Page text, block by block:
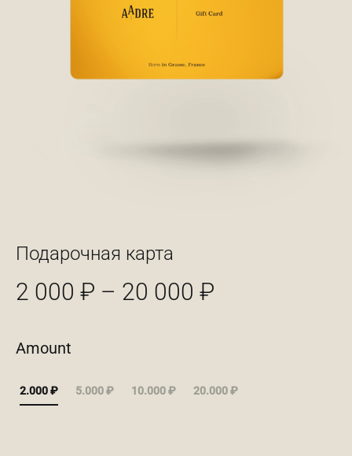
Подарочная карта
2 000 ₽ – 20 000 ₽
Amount
2.000 ₽ 5.000 ₽ 10.000 ₽ 20.000 ₽